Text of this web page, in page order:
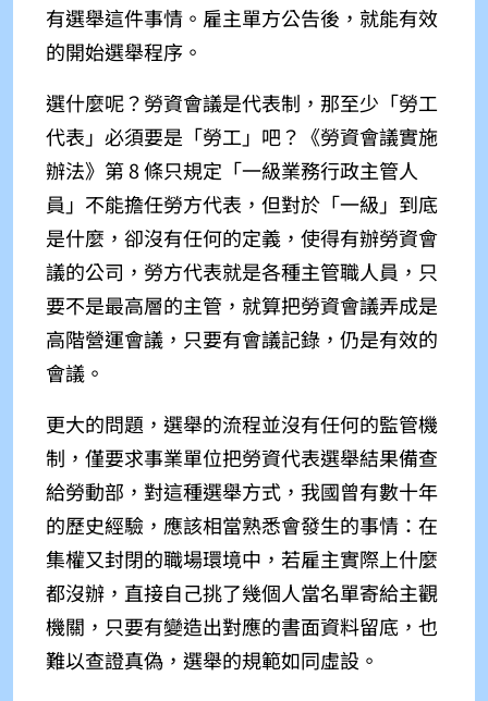
有選舉這件事情。雇主單方公告後，就能有效
的開始選舉程序。
選什麼呢？勞資會議是代表制，那至少「勞工
代表」必須要是「勞工」吧？《勞資會議實施
辦法》第 8 條只規定「一級業務行政主管人
員」不能擔任勞方代表，但對於「一級」到底
是什麼，卻沒有任何的定義，使得有辦勞資會
議的公司，勞方代表就是各種主管職人員，只
要不是最高層的主管，就算把勞資會議弄成是
高階營運會議，只要有會議記錄，仍是有效的
會議。
更大的問題，選舉的流程並沒有任何的監管機
制，僅要求事業單位把勞資代表選舉結果備查
給勞動部，對這種選舉方式，我國曾有數十年
的歷史經驗，應該相當熟悉會發生的事情：在
集權又封閉的職場環境中，若雇主實際上什麼
都沒辦，直接自己挑了幾個人當名單寄給主觀
機關，只要有變造出對應的書面資料留底，也
難以查證真偽，選舉的規範如同虛設。